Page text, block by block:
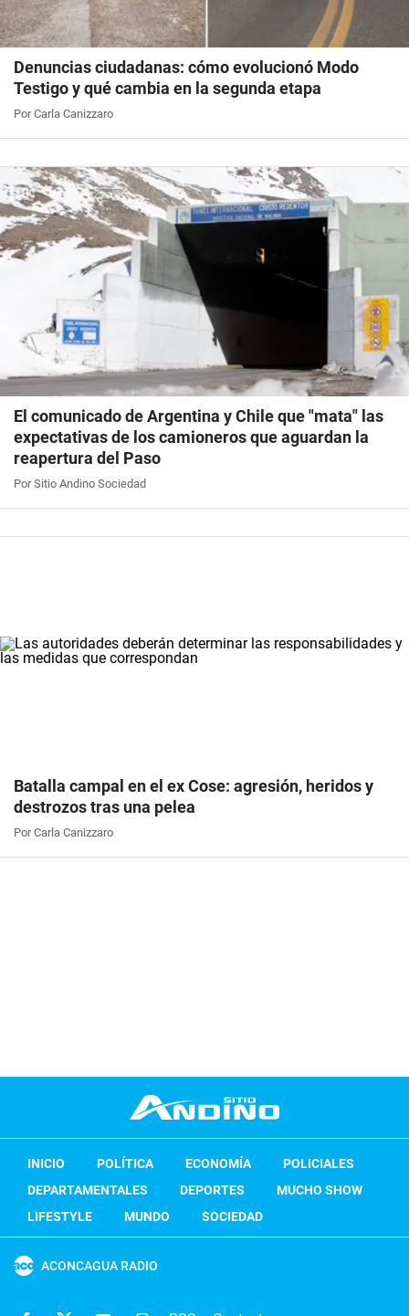
Denuncias ciudadanas: cómo evolucionó Modo
Testigo y qué cambia en la segunda etapa
Por Carla Canizzaro
El comunicado de Argentina y Chile que "mata" las
expectativas de los camioneros que aguardan la
reapertura del Paso
Por Sitio Andino Sociedad
Batalla campal en el ex Cose: agresión, heridos y
destrozos tras una pelea
Por Carla Canizzaro
INICIO POLÍTICA ECONOMÍA
POLICIALES
DEPARTAMENTALES
DEPORTES
MUCHO SHOW
LIFESTYLE
MUNDO SOCIEDAD
ACONCAGUA RADIO